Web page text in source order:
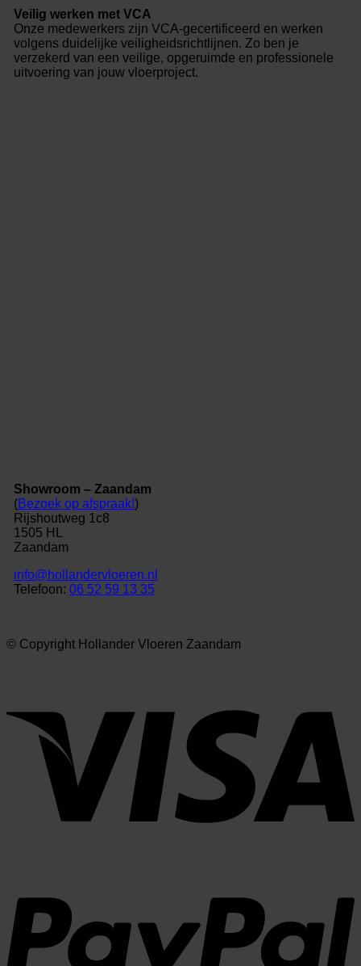
Veilig werken met VCA
Onze medewerkers zijn VCA-gecertificeerd en werken
volgens duidelijke veiligheidsrichtlijnen. Zo ben je
verzekerd van een veilige, opgeruimde en professionele
uitvoering van jouw vloerproject.
Showroom – Zaandam
(Bezoek op afspraak!)
Rijshoutweg 1c8
1505 HL
Zaandam
info@hollandervloeren.nl
Telefoon: 06 52 59 13 35
© Copyright Hollander Vloeren Zaandam